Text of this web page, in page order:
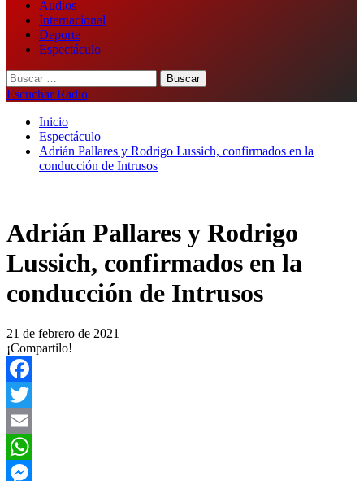
Audios
Internacional
Deporte
Espectáculo
Buscar:
Escuchar Radio
Inicio
Espectáculo
Adrián Pallares y Rodrigo Lussich, confirmados en la
conducción de Intrusos
Adrián Pallares y Rodrigo
Lussich, confirmados en la
conducción de Intrusos
21 de febrero de 2021
¡Compartilo!
Facebook
Twitter
Email
WhatsApp